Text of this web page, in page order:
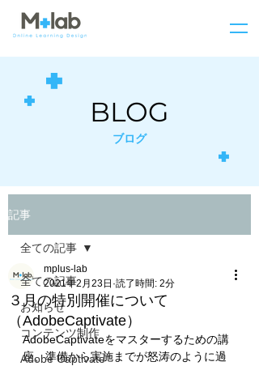
BLOG
ブログ
記事
全ての記事
お知らせ
コンテンツ制作
Adobe Captivate
全ての記事
３月の特別開催について
（AdobeCaptivate）
mplus-lab
2021年2月23日 読了時間: 2分
AdobeCaptivateをマスターするための講
座、準備から実施までが怒涛のように過